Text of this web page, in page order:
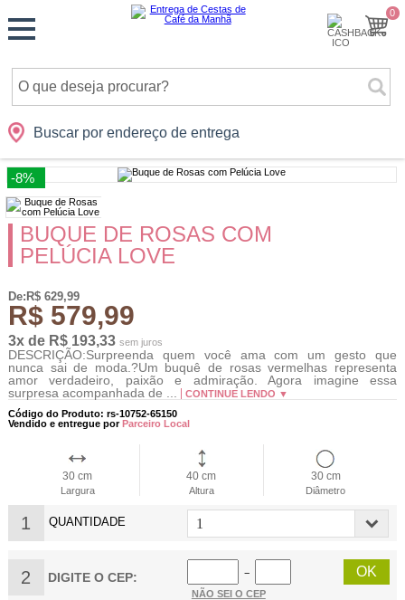
0
Buscar por endereço de entrega
Cidades Presentes Datas Shopping
Monte
sua
Cesta
-8%
BUQUE DE ROSAS COM
PELÚCIA LOVE
De:R$ 629,99
R$ 579,99
3x de R$ 193,33 sem juros
DESCRIÇÃO:Surpreenda quem você ama com um gesto que
nunca sai de moda.?Um buquê de rosas vermelhas representa
amor verdadeiro, paixão e admiração. Agora imagine essa
surpresa acompanhada de ...
CONTINUE LENDO ▼
Código do Produto: rs-10752-65150
Vendido e entregue porParceiro Local
30 cm
Largura
40 cm
Altura
30 cm
Diâmetro
1 QUANTIDADE
2 DIGITE O CEP:
−
NÃO SEI O CEP